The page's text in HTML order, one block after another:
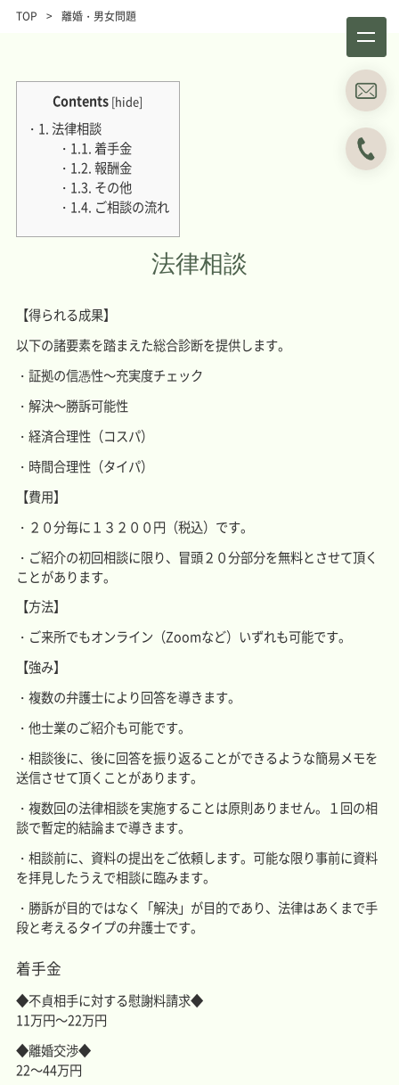
事務所概要
事例紹介
Case studies
お問い合わせ
Contact
Attorneys
アクセス
TOP > 離婚・男女問題
Contents [hide]
1.法律相談
1.1.着手金
1.2.報酬金
1.3. その他
1.4. ご相談の流れ
法律相談
【得られる成果】
以下の諸要素を踏まえた総合診断を提供します。
・証拠の信憑性～充実度チェック
・解決～勝訴可能性
・経済合理性（コスパ）
・時間合理性（タイパ）
【費用】
・２０分毎に１３２００円（税込）です。
・ご紹介の初回相談に限り、冒頭２０分部分を無料とさせて頂く
ことがあります。
【方法】
・ご来所でもオンライン（Zoomなど）いずれも可能です。
【強み】
・複数の弁護士により回答を導きます。
・他士業のご紹介も可能です。
・相談後に、後に回答を振り返ることができるような簡易メモを
送信させて頂くことがあります。
・複数回の法律相談を実施することは原則ありません。１回の相
談で暫定的結論まで導きます。
・相談前に、資料の提出をご依頼します。可能な限り事前に資料
を拝見したうえで相談に臨みます。
・勝訴が目的ではなく「解決」が目的であり、法律はあくまで手
段と考えるタイプの弁護士です。
着手金
◆不貞相手に対する慰謝料請求◆
11万円～22万円
◆離婚交渉◆
22～44万円